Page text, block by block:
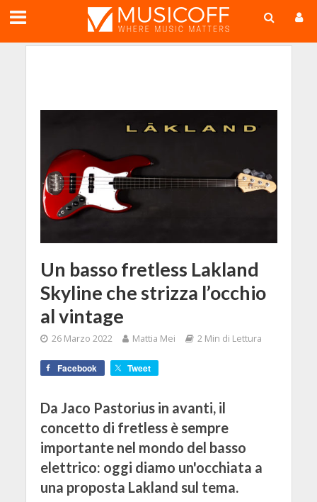
Un basso fretless Lakland
Skyline che strizza l’occhio
al vintage
26 Marzo 2022 Mattia Mei 2 Min di Lettura
Facebook Tweet
Da Jaco Pastorius in avanti, il
concetto di fretless è sempre
importante nel mondo del basso
elettrico: oggi diamo un'occhiata a
una proposta Lakland sul tema.